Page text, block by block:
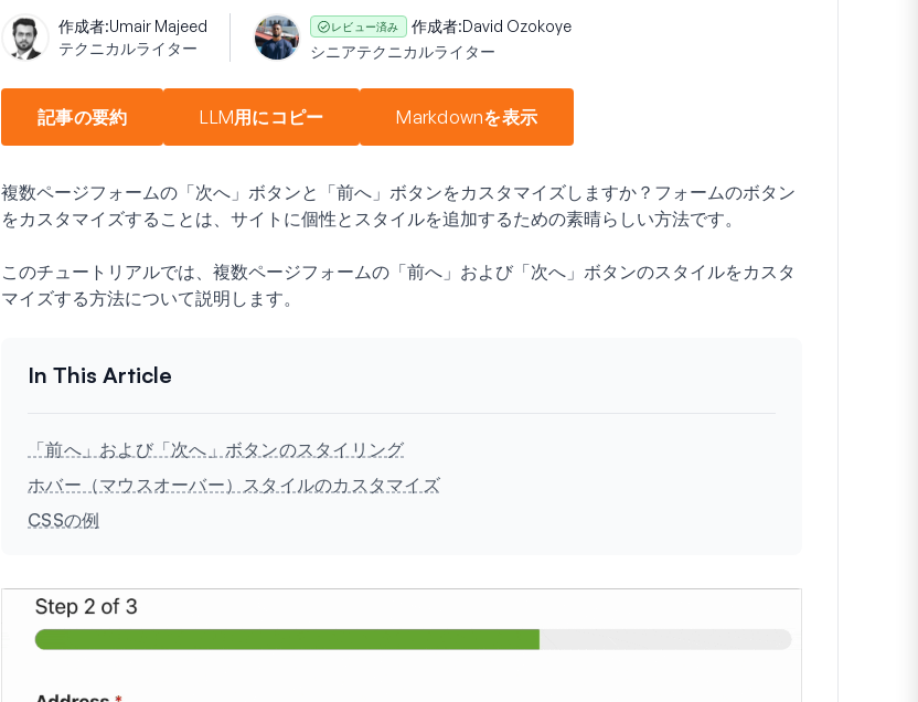
作成者:Umair Majeed
テクニカルライター
レビュー済み 作成者:David Ozokoye
シニアテクニカルライター
記事の要約 LLM用にコピー Markdownを表示
複数ページフォームの「次へ」ボタンと「前へ」ボタンをカスタマイズしますか？フォームのボタン
をカスタマイズすることは、サイトに個性とスタイルを追加するための素晴らしい方法です。
このチュートリアルでは、複数ページフォームの「前へ」および「次へ」ボタンのスタイルをカスタ
マイズする方法について説明します。
「前へ」および「次へ」ボタンのスタイリング
ホバー（マウスオーバー）スタイルのカスタマイズ
CSSの例